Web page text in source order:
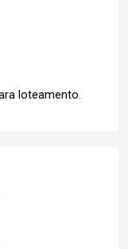
loteamento.